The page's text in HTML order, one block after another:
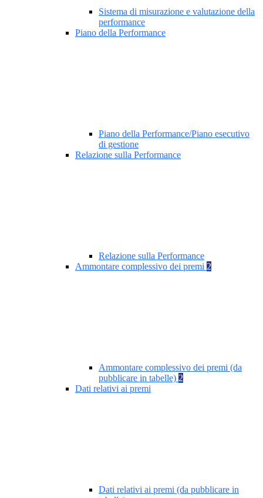
Sistema di misurazione e valutazione della
performance
Piano della Performance
Piano della Performance/Piano esecutivo
di gestione
Relazione sulla Performance
Relazione sulla Performance
Ammontare complessivo dei premi 2
Ammontare complessivo dei premi (da
pubblicare in tabelle) 2
Dati relativi ai premi
Dati relativi ai premi (da pubblicare in